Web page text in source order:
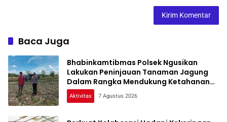
Baca Juga
Bhabinkamtibmas Polsek Ngusikan
Lakukan Peninjauan Tanaman Jagung
Dalam Rangka Mendukung Ketahanan
Pangan
Aktivitas 7 Agustus 2026